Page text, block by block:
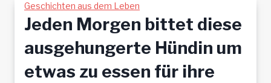
Geschichten aus dem Leben
Jeden Morgen bittet diese
ausgehungerte Hündin um
etwas zu essen für ihre